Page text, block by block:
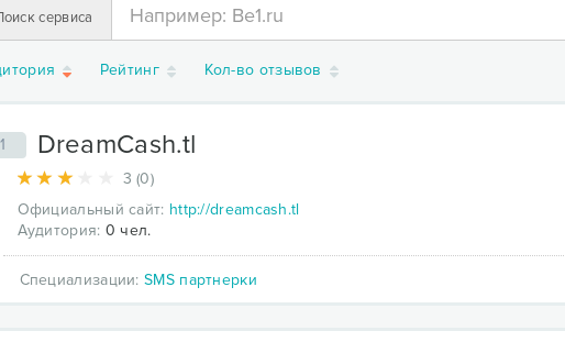
сервиса
Рейтинг Кол-во отзывов
DreamCash.tl
3 (0)
Официальный сайт: http://dreamcash.tl
Аудитория: 0 чел.
Специализации:SMS партнерки